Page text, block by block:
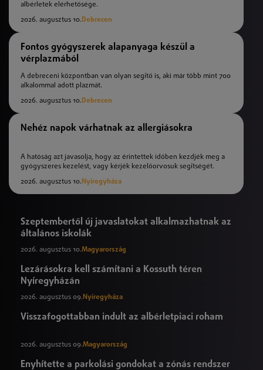
albérletek elérhetősége.
2026. augusztus 10.Debrecen
Fontos gyógyszerek alapanyaga készül a
vérplazmából
A debreceni központban van olyan segítő is, aki már több mint 700
alkalommal adott plazmát.
2026. augusztus 10.Debrecen
Nehéz napok várhatnak az allergiásokra
A hatóság azt javasolja, hogy az érintettek időben kezdjék meg a
gyógyszeres kezelést, vagy kérjék kezelőorvosuk segítségét.
2026. augusztus 10. Nyíregyháza
Szeptembertől új javaslatokat alkalmazhatnak az
általános iskolák
2026. augusztus 10.Magyarország
Lezárásokra kell számítani a Kossuth téren
Nyíregyházán
2026. augusztus 09. Nyíregyháza
Visszafogottabban indult az albérletpiaci roham
2026. augusztus 09.Magyarország
Enyhítette a parkolási gondokat a zónás rendszer